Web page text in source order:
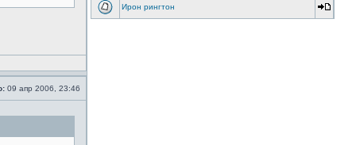
09 апр 2006, 23:46
Ирон рингтон